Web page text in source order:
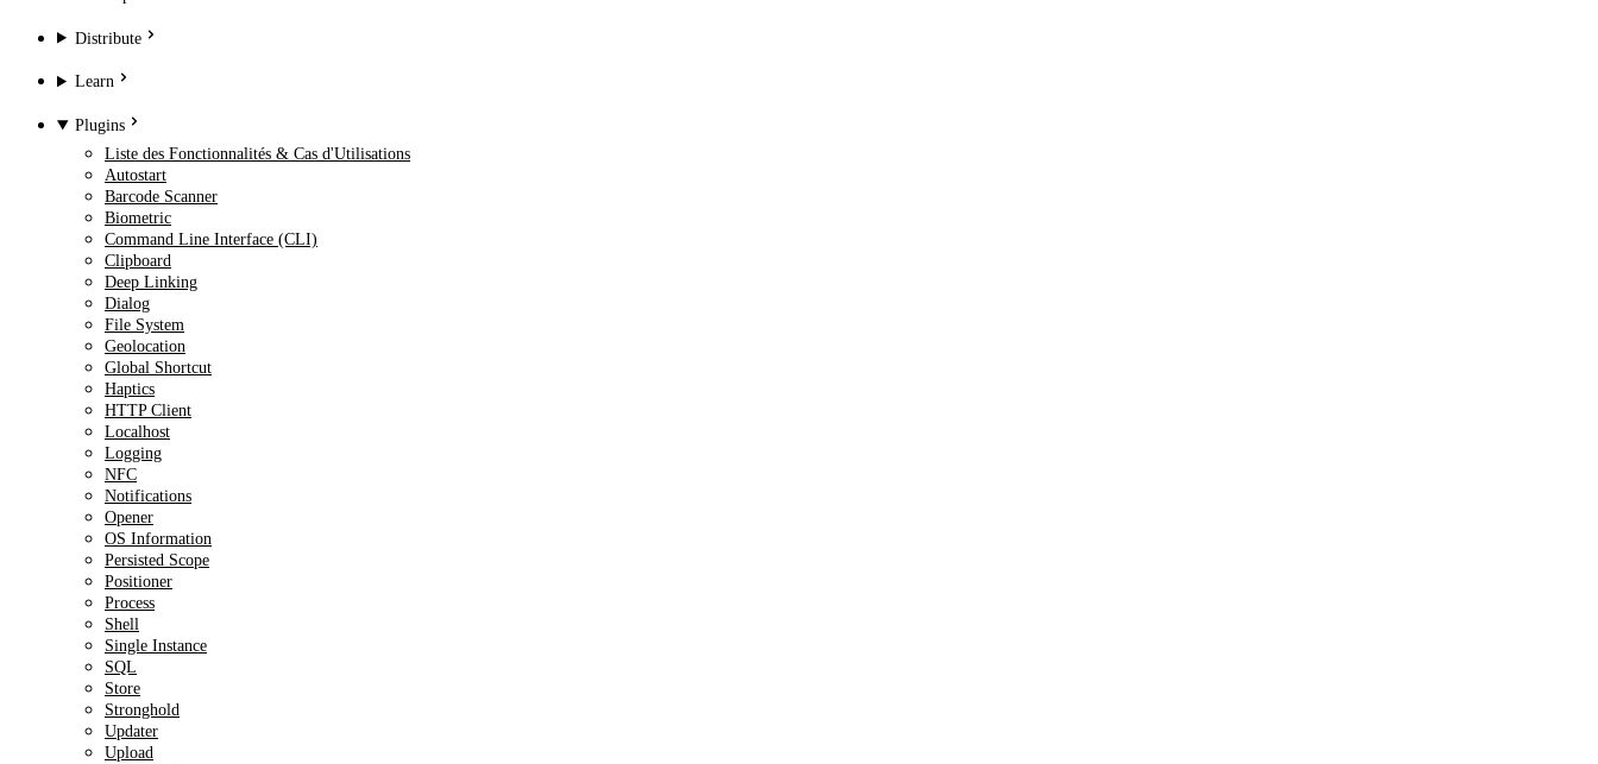
Distribute
Learn
Plugins
Liste des Fonctionnalités & Cas d'Utilisations
Autostart
Barcode Scanner
Biometric
Command Line Interface (CLI)
Clipboard
Deep Linking
Dialog
File System
Geolocation
Global Shortcut
Haptics
HTTP Client
Localhost
Logging
NFC
Notifications
Opener
OS Information
Persisted Scope
Positioner
Process
Shell
Single Instance
SQL
Store
Stronghold
Updater
Upload